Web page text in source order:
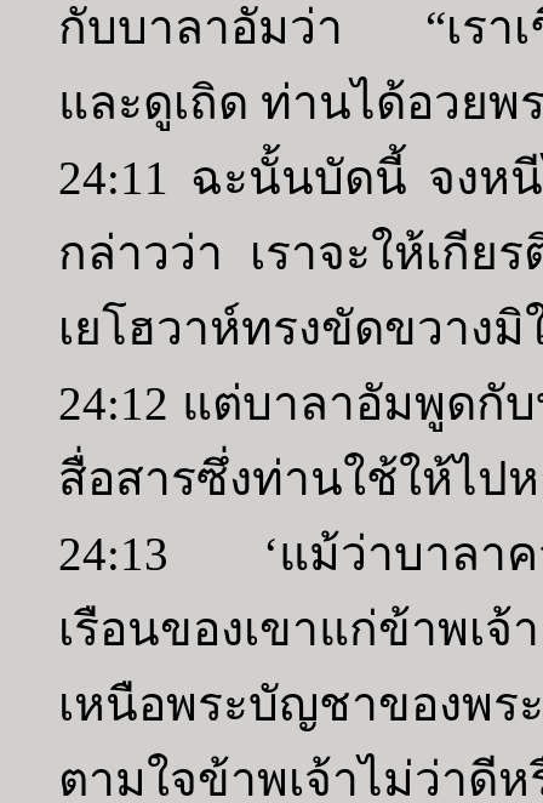
กับบาลาอัมว่า “เราเ
และดูเถิด ท่านได้อวยพ
24:11 ฉะนั้นบัดนี้ จงห
กล่าวว่า เราจะให้เกี
เยโฮวาห์ทรงขัดขวางมิ
24:12 แต่บาลาอัมพูดกั
สื่อสารซึ่งท่านใช้ให้ไป
24:13 ‘แม้ว่าบาลาคจ
เรือนของเขาแก่ข้าพเ
เหนือพระบัญชาของ
ตามใจข้าพเจ้าไม่ว่